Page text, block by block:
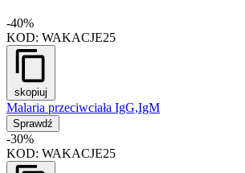
-40%
KOD: WAKACJE25
skopiuj
Malaria przeciwciała IgG,IgM
Sprawdź
-30%
KOD: WAKACJE25